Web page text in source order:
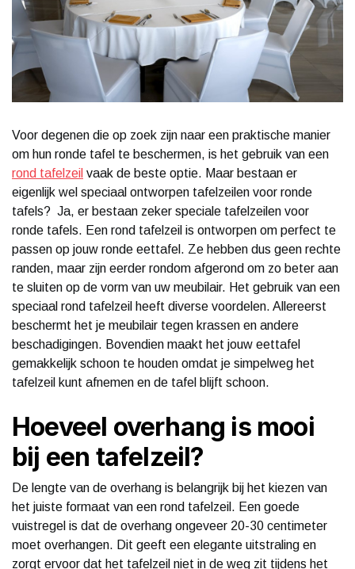
Voor degenen die op zoek zijn naar een praktische manier
om hun ronde tafel te beschermen, is het gebruik van een
rond tafelzeil vaak de beste optie. Maar bestaan er
eigenlijk wel speciaal ontworpen tafelzeilen voor ronde
tafels? Ja, er bestaan zeker speciale tafelzeilen voor
ronde tafels. Een rond tafelzeil is ontworpen om perfect te
passen op jouw ronde eettafel. Ze hebben dus geen rechte
randen, maar zijn eerder rondom afgerond om zo beter aan
te sluiten op de vorm van uw meubilair. Het gebruik van een
speciaal rond tafelzeil heeft diverse voordelen. Allereerst
beschermt het je meubilair tegen krassen en andere
beschadigingen. Bovendien maakt het jouw eettafel
gemakkelijk schoon te houden omdat je simpelweg het
tafelzeil kunt afnemen en de tafel blijft schoon.
Hoeveel overhang is mooi
bij een tafelzeil?
De lengte van de overhang is belangrijk bij het kiezen van
het juiste formaat van een rond tafelzeil. Een goede
vuistregel is dat de overhang ongeveer 20-30 centimeter
moet overhangen. Dit geeft een elegante uitstraling en
zorgt ervoor dat het tafelzeil niet in de weg zit tijdens het